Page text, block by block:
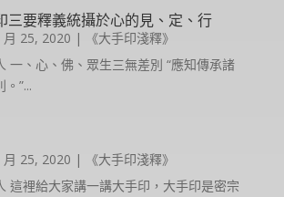
三要釋義統攝於心的見、定、行
月 25, 2020 |
《大手印淺釋》
一、心、佛、眾生三無差別 “應知傳承諸
。”...
月 25, 2020 |
《大手印淺釋》
這裡給大家講一講大手印，大手印是密宗